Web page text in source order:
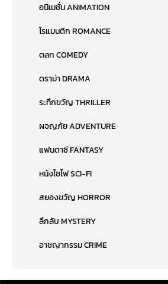
อนิเมชั่น ANIMATION
โรแมนติก ROMANCE
ตลก COMEDY
ดราม่า DRAMA
ระทึกขวัญ THRILLER
ผจญภัย ADVENTURE
แฟนตาซี FANTASY
หนังไซไฟ SCI-FI
สยองขวัญ HORROR
ลึกลับ MYSTERY
อาชญากรรม CRIME